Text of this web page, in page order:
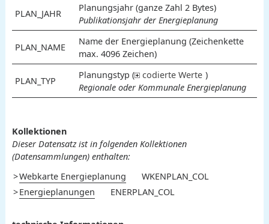
PLAN_JAHR
Planungsjahr (ganze Zahl 2 Bytes)
Publikationsjahr der Energieplanung
PLAN_NAME
Name der Energieplanung (Zeichenkette
max. 4096 Zeichen)
PLAN_TYP
Planungstyp ( codierte Werte )
Regionale oder Kommunale Energieplanung
Kollektionen
Dieser Datensatz ist in folgenden Kollektionen
(Datensammlungen) enthalten:
Webkarte Energieplanung
WKENPLAN_COL
Energieplanungen
ENERPLAN_COL